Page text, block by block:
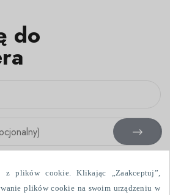
do
z plików cookie. Klikając „Zaakceptuj”,
plików cookie na swoim urządzeniu w